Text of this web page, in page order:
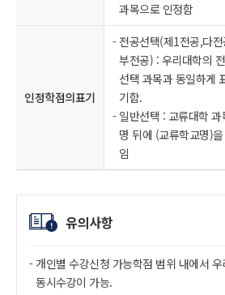
과목으로 인정함
인정학점의표기
전공선택(제1전공,다
부전공) : 우리대학의
선택 과목과 동일하게
기함.
일반선택 : 교류대학 과
명 뒤에 (교류학교명)
임
유의사항
개인별 수강신청 가능학점 범위 내에서
동시수강이 가능.